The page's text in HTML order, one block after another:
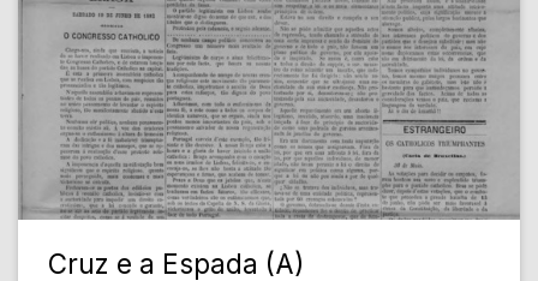
Cruz e a Espada (A)